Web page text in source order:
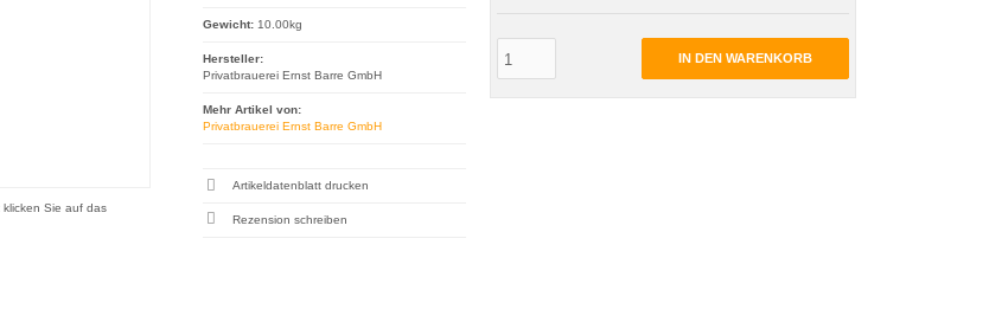
klicken Sie auf das
IN DEN WARENKORB
Gewicht:10.00kg
Hersteller:
Privatbrauerei Ernst Barre GmbH
Mehr Artikel von:
Privatbrauerei Ernst Barre GmbH
Artikeldatenblatt drucken
Rezension schreiben